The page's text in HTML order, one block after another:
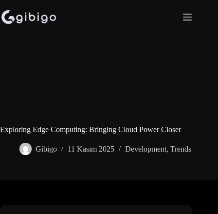
to
content
Exploring Edge Computing: Bringing Cloud Power Closer
Gibigo 11 Kasım 2025 Development, Trends